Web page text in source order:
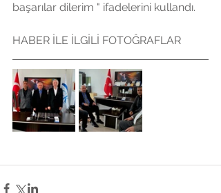
başarılar dilerim " ifadelerini kullandı.
HABER İLE İLGİLİ FOTOĞRAFLAR